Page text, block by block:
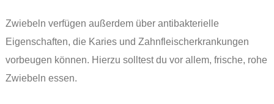
Zwiebeln verfügen außerdem über antibakterielle
Eigenschaften, die Karies und Zahnfleischerkrankungen
vorbeugen können. Hierzu solltest du vor allem, frische, rohe
Zwiebeln essen.